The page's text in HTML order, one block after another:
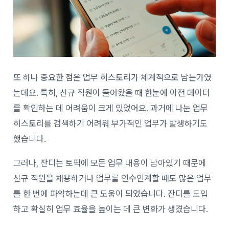
또 하나 중요한 점은 업무 히스토리가 체계적으로 남는가였
는데요. 특히, 신규 직원이 들어왔을 때 한눈에 이전 데이터
를 확인하는 데 어려움이 크게 있었어요. 과거에 나눈 업무
히스토리를 검색하기 어려워 부가적인 업무가 발생하기도
했습니다.
그러나, 잔디는 토픽에 모든 업무 내용이 남아있기 때문에
신규 직원을 채용하거나 업무를 인수인계할 때도 많은 업무
를 한 번에 파악하는데 큰 도움이 되었습니다. 잔디를 도입
하고 확실히 업무 효율을 높이는 데 큰 변화가 생겼습니다.